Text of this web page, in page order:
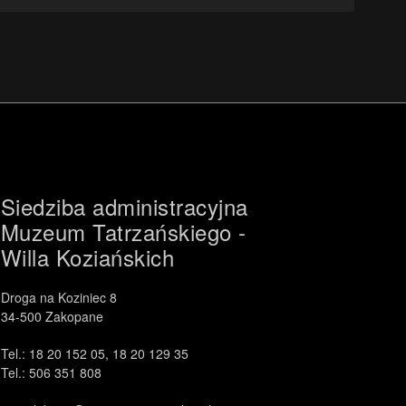
Siedziba administracyjna
Muzeum Tatrzańskiego -
Willa Koziańskich
Droga na Koziniec 8
34-500 Zakopane
Tel.: 18 20 152 05, 18 20 129 35
Tel.: 506 351 808